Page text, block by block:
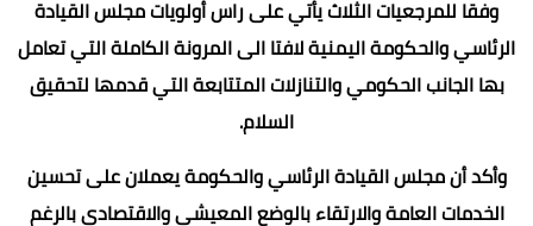
وفقا للمرجعيات الثلاث يأتي على راس أولويات مجلس القيادة
الرئاسي والحكومة اليمنية لافتا الى المرونة الكاملة التي تعامل
بها الجانب الحكومي والتنازلات المتتابعة التي قدمها لتحقيق
السلام.
وأكد أن مجلس القيادة الرئاسي والحكومة يعملان على تحسين
الخدمات العامة والارتقاء بالوضع المعيشي والاقتصادي بالرغم